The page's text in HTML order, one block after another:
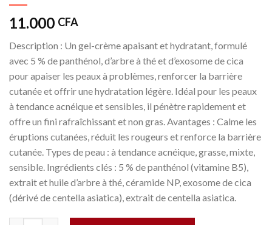
11.000 CFA
Description : Un gel-crème apaisant et hydratant, formulé
avec 5 % de panthénol, d’arbre à thé et d’exosome de cica
pour apaiser les peaux à problèmes, renforcer la barrière
cutanée et offrir une hydratation légère. Idéal pour les peaux
à tendance acnéique et sensibles, il pénètre rapidement et
offre un fini rafraîchissant et non gras. Avantages : Calme les
éruptions cutanées, réduit les rougeurs et renforce la barrière
cutanée. Types de peau : à tendance acnéique, grasse, mixte,
sensible. Ingrédients clés : 5 % de panthénol (vitamine B5),
extrait et huile d’arbre à thé, céramide NP, exosome de cica
(dérivé de centella asiatica), extrait de centella asiatica.